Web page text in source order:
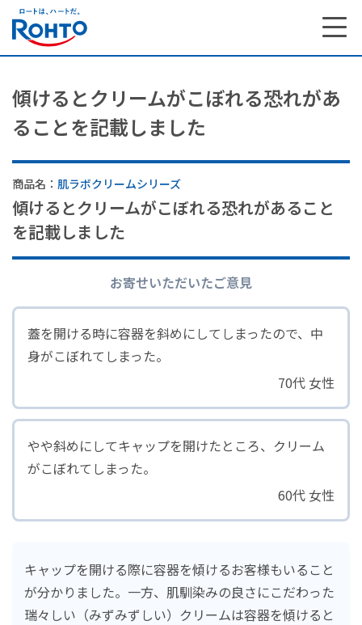
サステナビリティ トップ
人財・労働環境の取り組み
持続可能な地球環境にむけて
ロートのコネクト（共創）
ガバナンス
Well-being（心身の健康）の実現
傾けるとクリームがこぼれる恐れがあ
ることを記載しました
商品名： 肌ラボクリームシリーズ
傾けるとクリームがこぼれる恐れがあること
を記載しました
お寄せいただいたご意見
蓋を開ける時に容器を斜めにしてしまったので、中
身がこぼれてしまった。
70代 女性
やや斜めにしてキャップを開けたところ、クリーム
がこぼれてしまった。
60代 女性
キャップを開ける際に容器を傾けるお客様もいること
が分かりました。一方、肌馴染みの良さにこだわった
瑞々しい（みずみずしい）クリームは容器を傾けると